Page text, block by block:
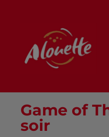
Game of
soir